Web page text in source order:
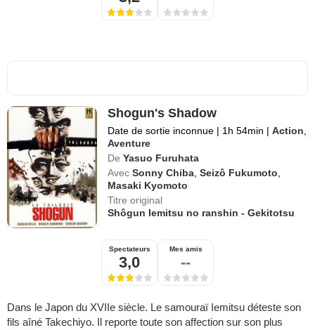
Shogun's Shadow
Date de sortie inconnue | 1h 54min | Action
Aventure
De Yasuo Furuhata
Avec Sonny Chiba ,Seizô Fukumoto
Masaki Kyomoto
Titre original
Shôgun Iemitsu no ranshin - Gekitotsu
Spectateurs
3,0
Mes amis
--
Dans le Japon du XVIIe siècle. Le samouraï Iemitsu déteste son
fils aîné Takechiyo. Il reporte toute son affection sur son plus